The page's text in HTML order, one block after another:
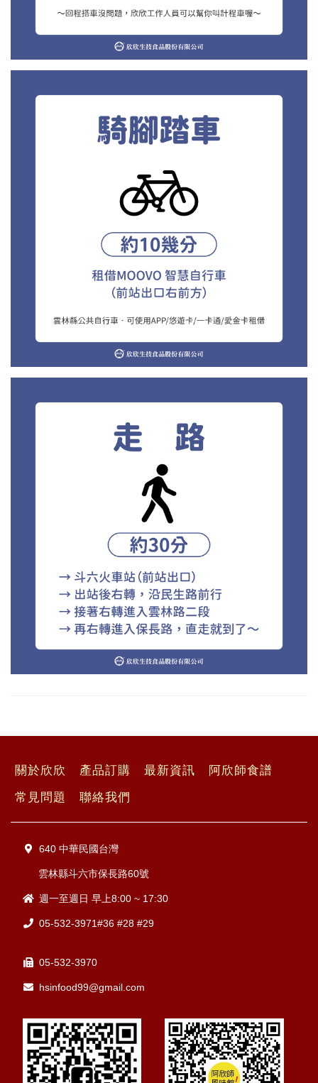
關於欣欣 產品訂購 最新資訊
阿欣師食譜
常見問題
聯絡我們
640 中華民國台灣
雲林縣斗六市保長路60號
週一至週日 早上8:00 ~ 17:30
05-532-3971#36 #28 #29
05-532-3970
hsinfood99@gmail.com